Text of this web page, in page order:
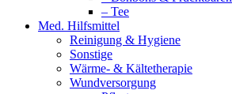
– Tee
Med. Hilfsmittel
Reinigung & Hygiene
Sonstige
Wärme- & Kältetherapie
Wundversorgung